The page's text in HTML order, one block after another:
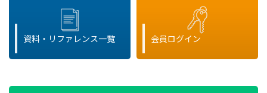
資料・リファレンス一覧 会員ログイン